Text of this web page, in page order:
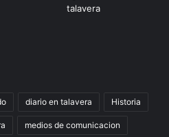
diario en talavera Historia
medios de comunicacion